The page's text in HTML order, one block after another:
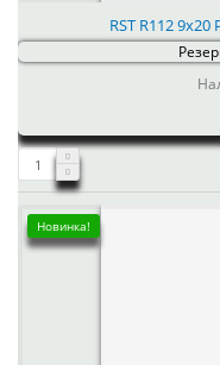
RST R112 9x20
Новинка!